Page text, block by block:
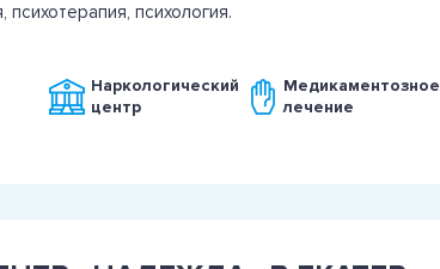
психология.
Наркологический
центр
Медикаментозное
лечение